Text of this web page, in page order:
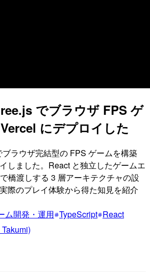
でブラウザ FPS ゲ
にデプロイした
ラウザ完結型の FPS ゲームを構築
しました。React と独立したゲームエ
橋渡しする 3 層アーキテクチャの設
際のプレイ体験から得た知見を紹介
ム開発・運用 TypeScript React